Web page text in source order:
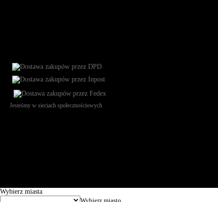
Jesteśmy w sieciach społecznościowych
Wybierz miasta